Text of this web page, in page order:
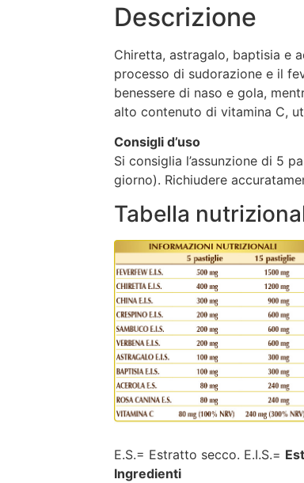
Descrizione
Chiretta, astragalo, baptisia e
processo di sudorazione e il
benessere di naso e gola,
alto contenuto di vitamina C,
Consigli d’uso
Si consiglia l’assunzione di 5
giorno). Richiudere
Tabella
E.S.= Estratto secco. E.I.S.=
Ingredienti